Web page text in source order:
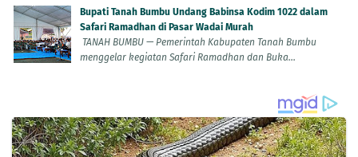
Bupati Tanah Bumbu Undang Babinsa Kodim 1022 dalam
Safari Ramadhan di Pasar Wadai Murah
TANAH BUMBU — Pemerintah Kabupaten Tanah Bumbu
menggelar kegiatan Safari Ramadhan dan Buka...